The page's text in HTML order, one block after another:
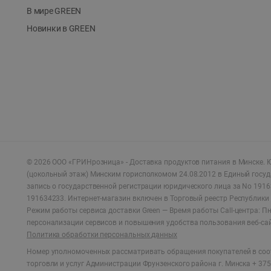
В мире GREEN
Новинки в GREEN
© 2026 ООО «ГРИНрозница» - Доставка продуктов питания в Минске.
(цокольный этаж) Минским горисполкомом 24.08.2012 в Единый
запись о государственной регистрации юридического лица за No
191634233. Интернет-магазин включен в Торговый реестр
Режим работы сервиса доставки Green — Время работы Call-центра:
персонализации сервисов и повышения удобства пользования веб-
Политика обработки персональных данных
Номер уполномоченных рассматривать обращения покупателей в
торговли и услуг Администрации Фрунзенского района г. Минска +